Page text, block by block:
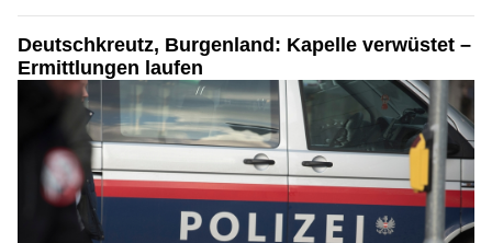
Deutschkreutz, Burgenland: Kapelle verwüstet –
Ermittlungen laufen